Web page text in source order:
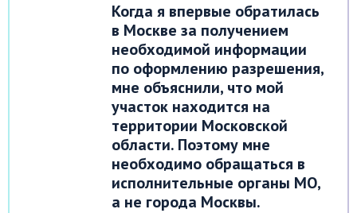
Когда я впервые обратилась
в Москве за получением
необходимой информации
по оформлению разрешения,
мне объяснили, что мой
участок находится на
территории Московской
области. Поэтому мне
необходимо обращаться в
исполнительные органы МО,
а не города Москвы.